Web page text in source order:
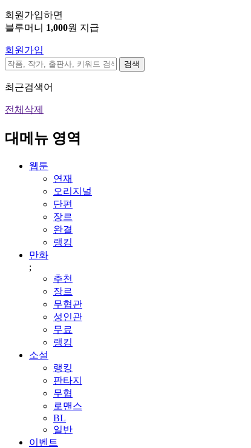
회원가입하면
블루머니 1,000원 지급
회원가입
검색
최근검색어
전체삭제
대메뉴 영역
웹툰
연재
오리지널
단편
장르
완결
랭킹
만화
;
추천
장르
무협관
성인관
무료
랭킹
소설
랭킹
판타지
무협
로맨스
BL
일반
이벤트